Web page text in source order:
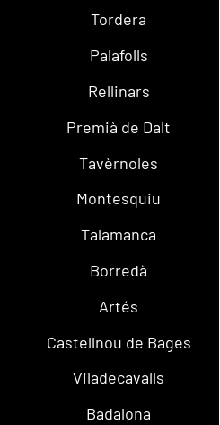
Tordera
Palafolls
Rellinars
Premià de Dalt
Tavèrnoles
Montesquiu
Talamanca
Borredà
Artés
Castellnou de Bages
Viladecavalls
Badalona